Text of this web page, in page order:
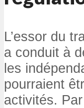
L’essor du
a conduit à
les
pourraient
activités.